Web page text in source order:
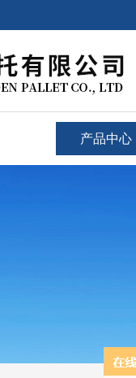
产品中心